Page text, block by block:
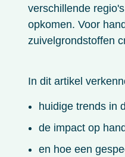
verschillende
opkomen. Voor
zuivelgrondstoffen
In dit artikel
huidige trends in
de impact op
en hoe een